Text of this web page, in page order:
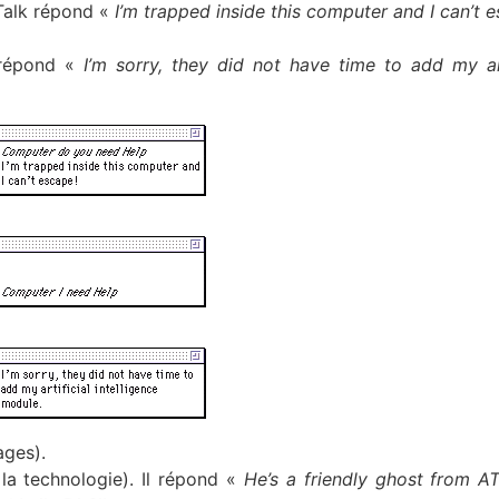
répond « I’m trapped inside this computer and I can’t
« I’m sorry, they did not have time to add my
technologie). Il répond « He’s a friendly ghost from